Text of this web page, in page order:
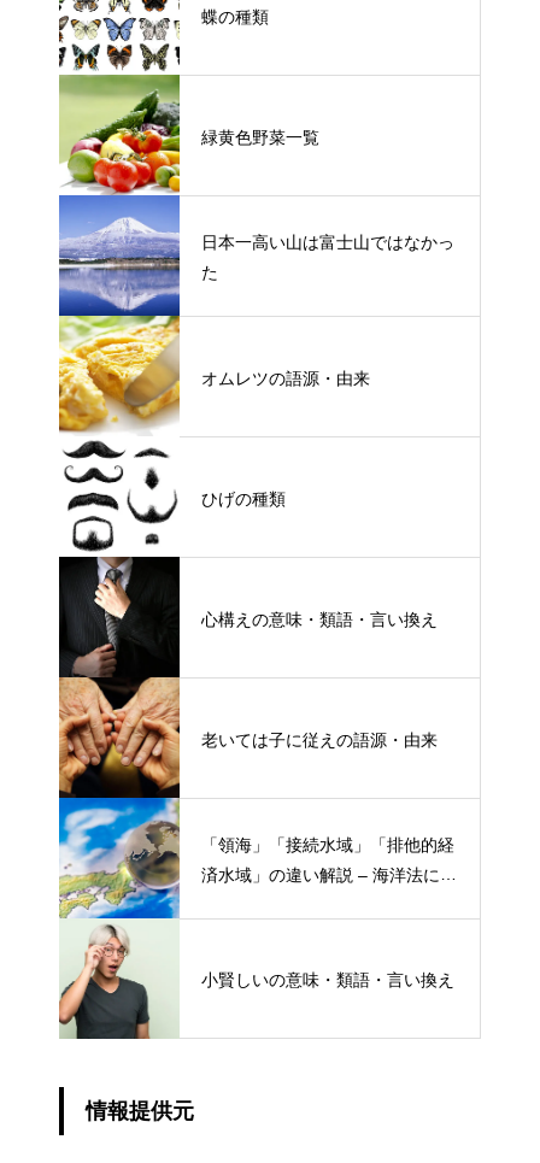
蝶の種類
緑黄色野菜一覧
日本一高い山は富士山ではなかっ
た
オムレツの語源・由来
ひげの種類
心構えの意味・類語・言い換え
老いては子に従えの語源・由来
「領海」「接続水域」「排他的経
済水域」の違い解説 – 海洋法にお
小賢しいの意味・類語・言い換え
情報提供元